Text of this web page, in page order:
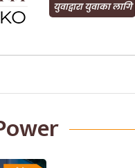
युवाद्वारा युवाका लागि